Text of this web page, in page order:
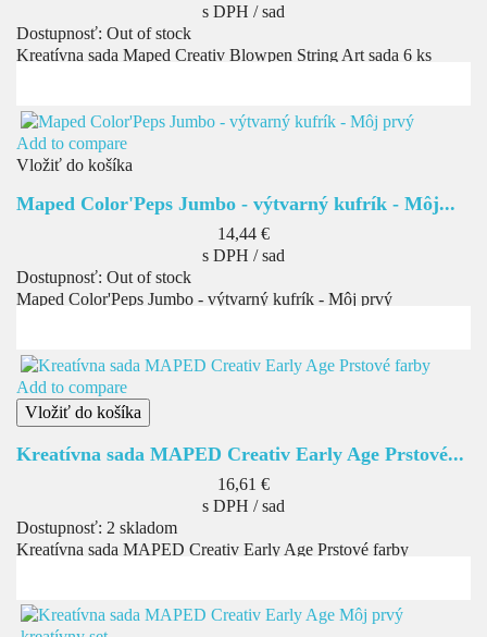
s DPH / sad
Dostupnosť: Out of stock
Kreatívna sada Maped Creativ Blowpen String Art sada 6 ks
Add to compare
Vložiť do košíka
Maped Color'Peps Jumbo - výtvarný kufrík - Môj...
Cena
14,44 €
s DPH / sad
Dostupnosť: Out of stock
Maped Color'Peps Jumbo - výtvarný kufrík - Môj prvý
Add to compare
Vložiť do košíka
Kreatívna sada MAPED Creativ Early Age Prstové...
Cena
16,61 €
s DPH / sad
Dostupnosť: 2 skladom
Kreatívna sada MAPED Creativ Early Age Prstové farby